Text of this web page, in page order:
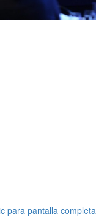
para pantalla completa